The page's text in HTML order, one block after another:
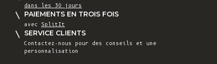
dans les 30 jours
PAIEMENTS EN TROIS FOIS
avec SplitIt
SERVICE CLIENTS
Contactez-nous pour des conseils et une
personnalisation